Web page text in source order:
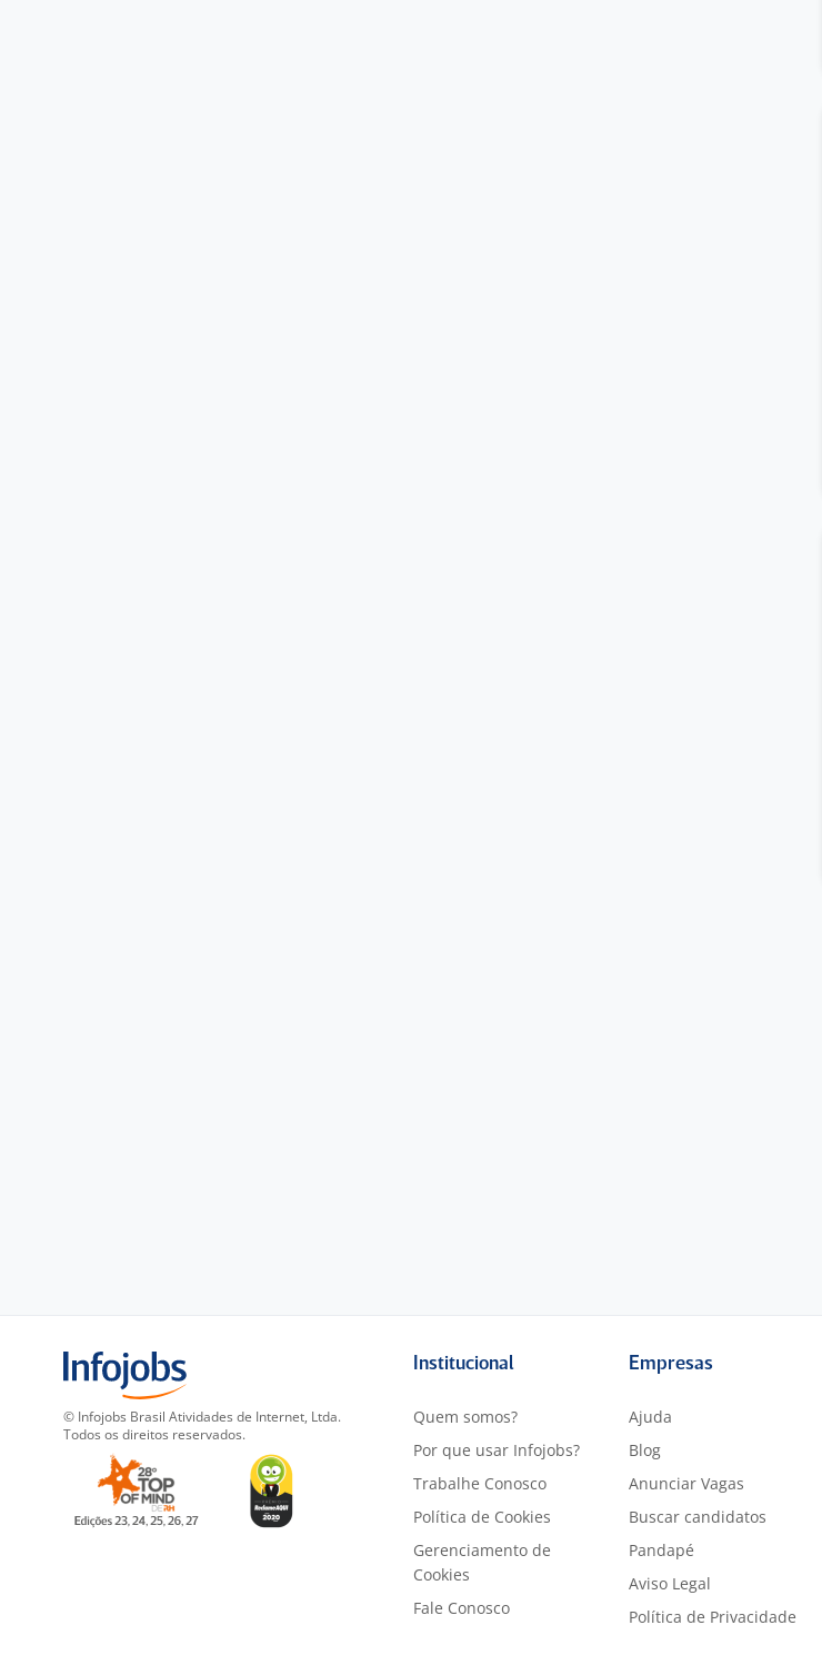
© Infojobs Brasil Atividades de Internet, Ltda.
Todos os direitos reservados.
Institucional
Quem somos?
Por que usar Infojobs?
Trabalhe Conosco
Política de Cookies
Gerenciamento de
Cookies
Fale Conosco
Empresas
Ajuda
Blog
Anunciar Vagas
Buscar candidatos
Pandapé
Aviso Legal
Política de Privacidade